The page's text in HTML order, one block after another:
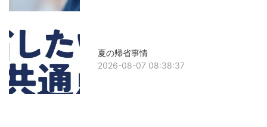
夏の帰省事情
2026-08-07 08:38:37